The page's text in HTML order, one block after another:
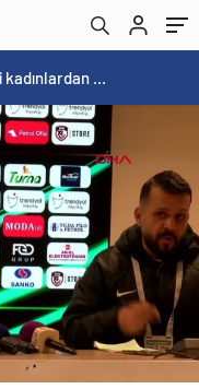
Norweç silahlı kuvvetleri kadınlardan oluşan özel kuvvetler eğitimlerini başlattı.